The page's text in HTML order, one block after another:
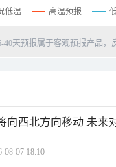
低温 高温预报
40天预报属于客观预报产品
向西北方向移动 未来
08-07 18:10